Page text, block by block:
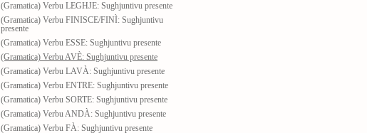
(Gramatica) Verbu LEGHJE: Sughjuntivu presente
(Gramatica) Verbu FINISCE/FINÌ: Sughjuntivu
presente
(Gramatica) Verbu ESSE: Sughjuntivu presente
(Gramatica) Verbu AVÈ: Sughjuntivu presente
(Gramatica) Verbu LAVÀ: Sughjuntivu presente
(Gramatica) Verbu ENTRE: Sughjuntivu presente
(Gramatica) Verbu SORTE: Sughjuntivu presente
(Gramatica) Verbu ANDÀ: Sughjuntivu presente
(Gramatica) Verbu FÀ: Sughjuntivu presente